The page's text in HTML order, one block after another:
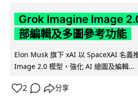
Grok Imagine Image
部編輯及多圖參考功能
Elon Musk 旗下 xAI 以 SpaceXAI 名義
Image 2.0 模型，強化 AI 繪圖及編輯...
2 分享